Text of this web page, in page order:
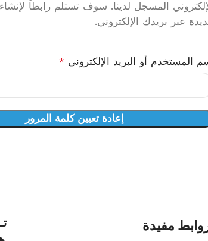
المسجل لدينا. سوف تستلم رابطاً
عبر بريدك الإلكتروني.
المستخدم أو البريد الإلكتروني *
إعادة تعيين كلمة المرور
مفيدة